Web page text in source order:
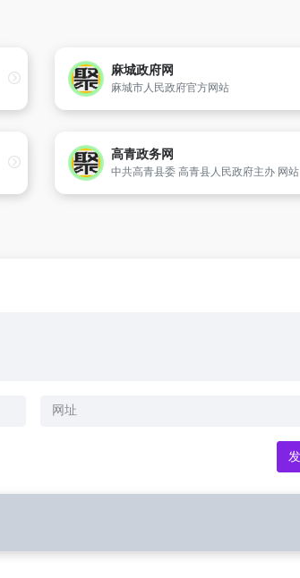
麻城政府网
麻城市人民政府官方网站
高青政务网
中共高青县委 高青县人民政府主办 网站